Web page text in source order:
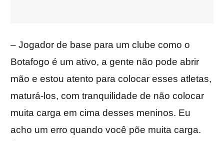
– Jogador de base para um clube como o
Botafogo é um ativo, a gente não pode abrir
mão e estou atento para colocar esses atletas,
maturá-los, com tranquilidade de não colocar
muita carga em cima desses meninos. Eu
acho um erro quando você põe muita carga.